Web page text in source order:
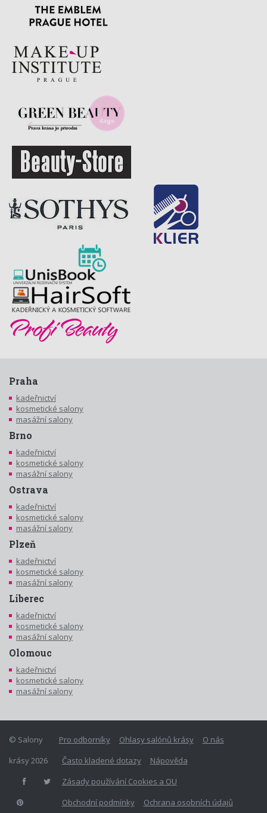
Praha
kadeřnictví
kosmetické salony
masážní salony
Brno
kadeřnictví
kosmetické salony
masážní salony
Ostrava
kadeřnictví
kosmetické salony
masážní salony
Plzeň
kadeřnictví
kosmetické salony
masážní salony
Liberec
kadeřnictví
kosmetické salony
masážní salony
Olomouc
kadeřnictví
kosmetické salony
masážní salony
Pro odborníky Ohlasy salónů krásy
O nás
Často kladené dotazy
Nápověda
Zásady používání Cookies a OU
Obchodní podmínky
Ochrana osobních údajů
© Salony
krásy 2026